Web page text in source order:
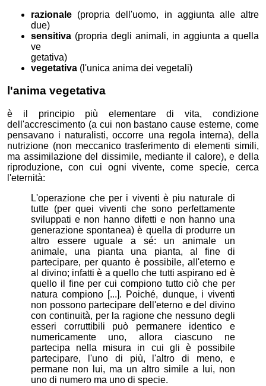
razionale (propria dell'uomo, in aggiunta alle altre
due)
sensitiva (propria degli animali, in aggiunta a quella
ve
getativa)
vegetativa (l'unica anima dei vegetali)
l'anima vegetativa
è il principio più elementare di vita, condizione
dell'accrescimento (a cui non bastano cause esterne, come
pensavano i naturalisti, occorre una regola interna), della
nutrizione (non meccanico trasferimento di elementi simili,
ma assimilazione del dissimile, mediante il calore), e della
riproduzione, con cui ogni vivente, come specie, cerca
l'eternità:
L'operazione che per i viventi è piu naturale di
tutte (per quei viventi che sono perfettamente
sviluppati e non hanno difetti e non hanno una
generazione spontanea) è quella di produrre un
altro essere uguale a sé: un animale un
animale, una pianta una pianta, al fine di
partecipare, per quanto è possibile, all'eterno e
al divino; infatti è a quello che tutti aspirano ed è
quello il fine per cui compiono tutto ciò che per
natura compiono [...]. Poiché, dunque, i viventi
non possono partecipare dell'eterno e del divino
con continuità, per la ragione che nessuno degli
esseri corruttibili può permanere identico e
numericamente uno, allora ciascuno ne
partecipa nella misura in cui gli è possibile
partecipare, l'uno di più, l'altro di meno, e
permane non lui, ma un altro simile a lui, non
uno di numero ma uno di specie.